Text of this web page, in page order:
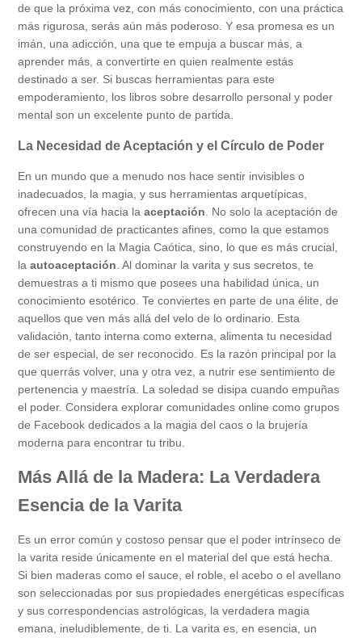
de que la próxima vez, con más conocimiento, con una práctica
más rigurosa, serás aún más poderoso. Y esa promesa es un
imán, una adicción, una que te empuja a buscar más, a
aprender más, a convertirte en quien realmente estás
destinado a ser. Si buscas herramientas para este
empoderamiento, los libros sobre desarrollo personal y poder
mental son un excelente punto de partida.
La Necesidad de Aceptación y el Círculo de Poder
En un mundo que a menudo nos hace sentir invisibles o
inadecuados, la magia, y sus herramientas arquetípicas,
ofrecen una vía hacia la aceptación . No solo la aceptación de
una comunidad de practicantes afines, como la que estamos
construyendo en la Magia Caótica, sino, lo que es más crucial,
la autoaceptación . Al dominar la varita y sus secretos, te
demuestras a ti mismo que posees una habilidad única, un
conocimiento esotérico. Te conviertes en parte de una élite, de
aquellos que ven más allá del velo de lo ordinario. Esta
validación, tanto interna como externa, alimenta tu necesidad
de ser especial, de ser reconocido. Es la razón principal por la
que querrás volver, una y otra vez, a nutrir ese sentimiento de
pertenencia y maestría. La soledad se disipa cuando empuñas
el poder. Considera explorar comunidades online como grupos
de Facebook dedicados a la magia del caos o la brujería
moderna para encontrar tu tribu.
Más Allá de la Madera: La Verdadera
Esencia de la Varita
Es un error común y costoso pensar que el poder intrínseco de
la varita reside únicamente en el material del que está hecha.
Si bien maderas como el sauce, el roble, el acebo o el avellano
son seleccionadas por sus propiedades energéticas específicas
y sus correspondencias astrológicas, la verdadera magia
emana, ineludiblemente, de ti. La varita es, en esencia, un